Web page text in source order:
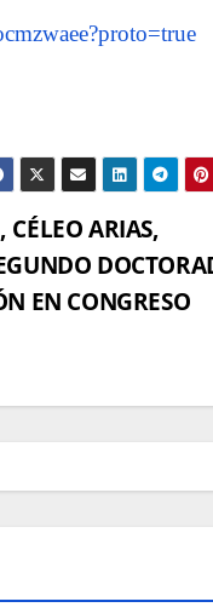
ARIAS,
EN CONGRESO